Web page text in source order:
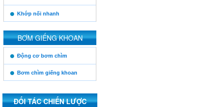
Khớp nối nhanh
BƠM GIẾNG KHOAN
https:/www.high-
endrolex.com/13
Động cơ bơm chìm
Bơm chìm giếng khoan
ĐỐI TÁC CHIẾN LƯỢC